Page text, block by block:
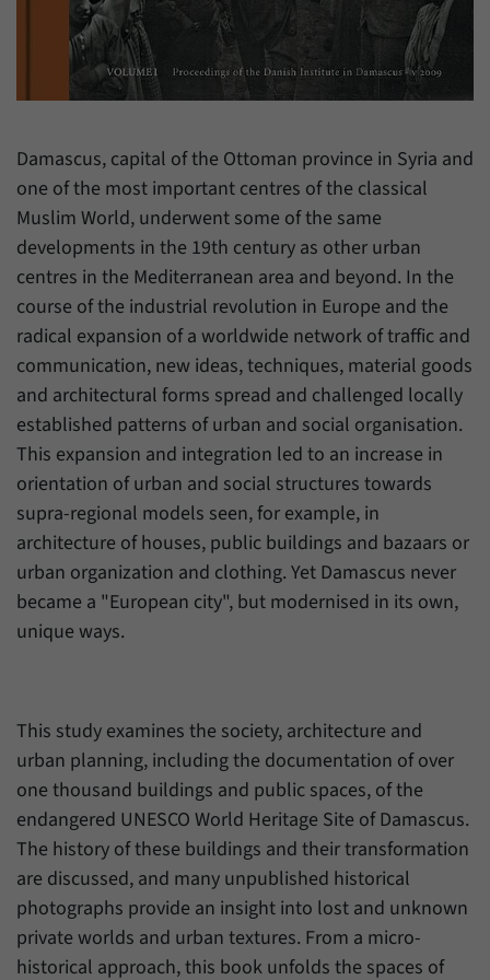
Damascus, capital of the Ottoman province in Syria and
one of the most important centres of the classical
Muslim World, underwent some of the same
developments in the 19th century as other urban
centres in the Mediterranean area and beyond. In the
course of the industrial revolution in Europe and the
radical expansion of a worldwide network of traffic and
communication, new ideas, techniques, material goods
and architectural forms spread and challenged locally
established patterns of urban and social organisation.
This expansion and integration led to an increase in
orientation of urban and social structures towards
supra-regional models seen, for example, in
architecture of houses, public buildings and bazaars or
urban organization and clothing. Yet Damascus never
became a "European city", but modernised in its own,
unique ways.
This study examines the society, architecture and
urban planning, including the documentation of over
one thousand buildings and public spaces, of the
endangered UNESCO World Heritage Site of Damascus.
The history of these buildings and their transformation
are discussed, and many unpublished historical
photographs provide an insight into lost and unknown
private worlds and urban textures. From a micro-
historical approach, this book unfolds the spaces of
Zweck
generierte ID, für die historische Speicherung
Ihrer vorgenommen Einstellungen, falls der
Webseiten-Betreiber dies eingestellt hat.
Name
Zweck
Mit diesem Cookie können wir speichern, von
welcher Internetseite oder Suchmaschine
Besucher durch eine Verlinkung auf unsere
Internetseite weitergeleitet wurden.
Name _pk_ses
Anbieter Matomo
Laufzeit 30 Minuten
Mit diesem Cookie können wir für kurze Zeit
Daten über den aktuellen Aufenthalt von
Besuchern auf unserer Internetseite
speichern.